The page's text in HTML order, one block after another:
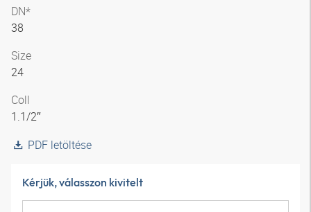
DN*
38
Size
24
Coll
1.1/2″
PDF letöltése
Kérjük, válasszon kivitelt